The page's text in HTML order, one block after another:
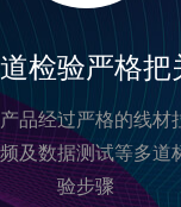
检验严格把
品经过严格的线材
及数据测试等多道
验步骤